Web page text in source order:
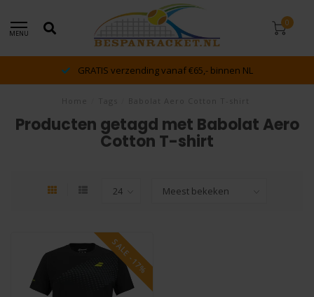
MENU
0
GRATIS verzending vanaf €65,- binnen NL
Producten getagd met Babolat Aero
Cotton T-shirt
SALE -17%